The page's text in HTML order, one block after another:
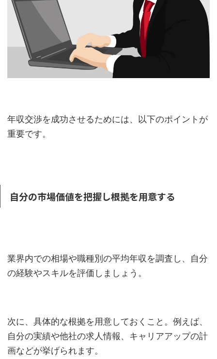
年収交渉を成功させるためには、以下のポイントが
重要です。
自分の市場価値を把握し根拠を用意する
業界内での相場や職種別の平均年収を調査し、自分
の経験やスキルを評価しましょう。
次に、具体的な根拠を用意しておくこと。例えば、
自分の実績や他社の求人情報、キャリアアップの計
画などが挙げられます。